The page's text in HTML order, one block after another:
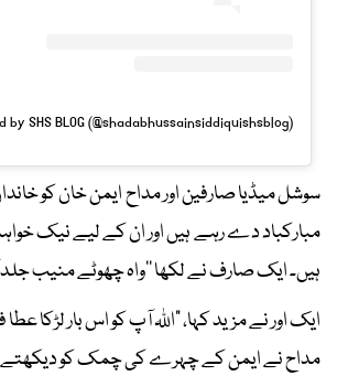
by SHS BLOG (@shadabhussainsiddiquishsblog)
سوشل میڈیا صارفین اور مداح ایمن خان کو
مبارکباد دے رہے ہیں اور ان کے لیے نیک
ہیں۔ ایک صارف نے لکھا ’’واہ چھوٹے منیب جلد
ایک اور نے مزید کہا، "اللہ آپ کو اس بار لڑکا
مداح نے ایمن کے چہرے کی چمک کو دیکھتے